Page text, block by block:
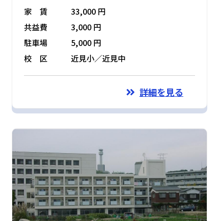
家 賃
33,000 円
共益費
3,000 円
駐車場
5,000 円
校 区
近見小／近見中
詳細を見る